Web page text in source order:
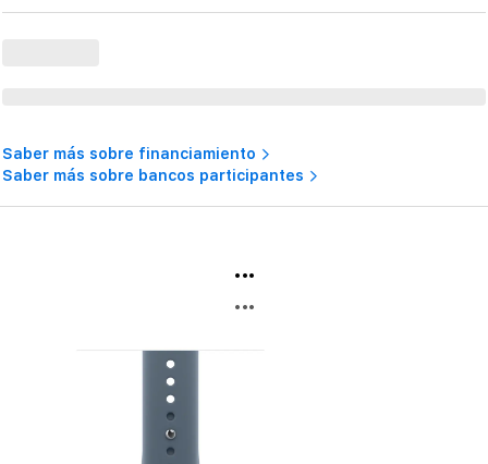
Saber más sobre financiamiento
Saber más sobre bancos participantes
...
...